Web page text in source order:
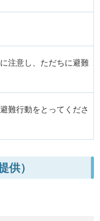
注意し、ただちに避難
難行動をとってくださ
供）